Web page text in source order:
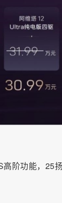
阶功能，25